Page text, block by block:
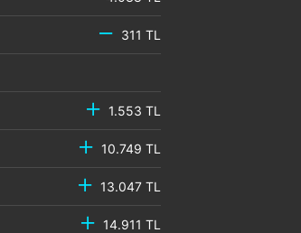
311 TL
1.553 TL
10.749 TL
13.047 TL
14.911 TL